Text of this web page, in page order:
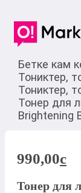
Бетке кам
Тониктер,
Тониктер,
Тонер для
Brightening
990,00c
Тонер для